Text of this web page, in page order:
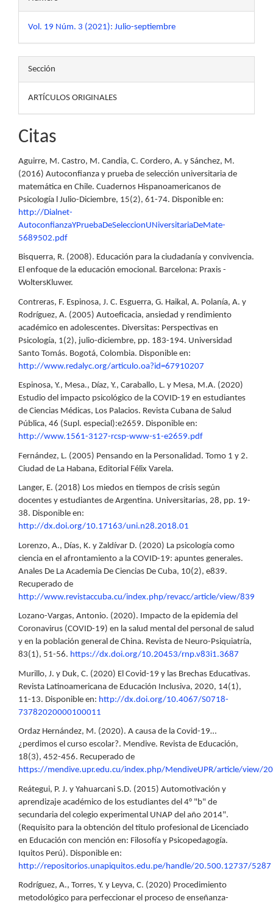
Vol. 19 Núm. 3 (2021): Julio-septiembre
Sección
ARTÍCULOS ORIGINALES
Citas
Aguirre, M. Castro, M. Candia, C. Cordero, A. y Sánchez, M.
(2016) Autoconfianza y prueba de selección universitaria de
matemática en Chile. Cuadernos Hispanoamericanos de
Psicología l Julio-Diciembre, 15(2), 61-74. Disponible en:
http://Dialnet-
AutoconfianzaYPruebaDeSeleccionUNiversitariaDeMate-
5689502.pdf
Bisquerra, R. (2008). Educación para la ciudadanía y convivencia.
El enfoque de la educación emocional. Barcelona: Praxis -
WoltersKluwer.
Contreras, F. Espinosa, J. C. Esguerra, G. Haikal, A. Polanía, A. y
Rodríguez, A. (2005) Autoeficacia, ansiedad y rendimiento
académico en adolescentes. Diversitas: Perspectivas en
Psicología, 1(2), julio-diciembre, pp. 183-194. Universidad
Santo Tomás. Bogotá, Colombia. Disponible en:
http://www.redalyc.org/articulo.oa?id=67910207
Espinosa, Y., Mesa., Díaz, Y., Caraballo, L. y Mesa, M.A. (2020)
Estudio del impacto psicológico de la COVID-19 en estudiantes
de Ciencias Médicas, Los Palacios. Revista Cubana de Salud
Pública, 46 (Supl. especial):e2659. Disponible en:
http://www.1561-3127-rcsp-www-s1-e2659.pdf
Fernández, L. (2005) Pensando en la Personalidad. Tomo 1 y 2.
Ciudad de La Habana, Editorial Félix Varela.
Langer, E. (2018) Los miedos en tiempos de crisis según
docentes y estudiantes de Argentina. Universitarias, 28, pp. 19-
38. Disponible en:
http://dx.doi.org/10.17163/uni.n28.2018.01
Lorenzo, A., Días, K. y Zaldívar D. (2020) La psicología como
ciencia en el afrontamiento a la COVID-19: apuntes generales.
Anales De La Academia De Ciencias De Cuba, 10(2), e839.
Recuperado de
http://www.revistaccuba.cu/index.php/revacc/article/view/839
Lozano-Vargas, Antonio. (2020). Impacto de la epidemia del
Coronavirus (COVID-19) en la salud mental del personal de salud
y en la población general de China. Revista de Neuro-Psiquiatría,
83(1), 51-56. https://dx.doi.org/10.20453/rnp.v83i1.3687
Murillo, J. y Duk, C. (2020) El Covid-19 y las Brechas Educativas.
Revista Latinoamericana de Educación Inclusiva, 2020, 14(1),
11-13. Disponible en: http://dx.doi.org/10.4067/S0718-
73782020000100011
Ordaz Hernández, M. (2020). A causa de la Covid-19…
¿perdimos el curso escolar?. Mendive. Revista de Educación,
18(3), 452-456. Recuperado de
https://mendive.upr.edu.cu/index.php/MendiveUPR/article/view/
Reátegui, P. J. y Yahuarcani S.D. (2015) Automotivación y
aprendizaje académico de los estudiantes del 4° "b" de
secundaria del colegio experimental UNAP del año 2014".
(Requisito para la obtención del título profesional de Licenciado
en Educación con mención en: Filosofía y Psicopedagogía.
Iquitos Perú). Disponible en:
http://repositorios.unapiquitos.edu.pe/handle/20.500.12737/5287
Rodríguez, A., Torres, Y. y Leyva, C. (2020) Procedimiento
metodológico para perfeccionar el proceso de enseñanza-